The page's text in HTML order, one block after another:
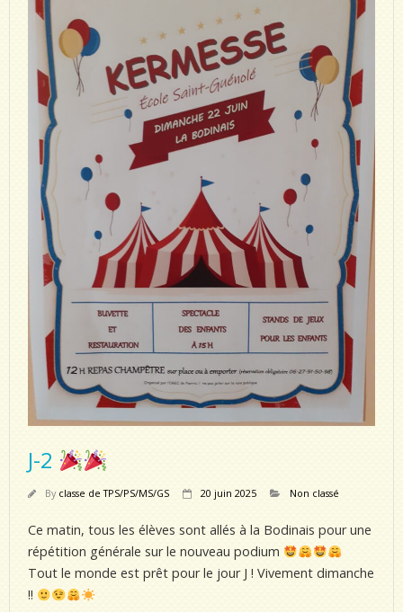
J-2
By classe de TPS/PS/MS/GS 20 juin 2025 Non classé
Ce matin, tous les élèves sont allés à la Bodinais pour une
répétition générale sur le nouveau podium
Tout le monde est prêt pour le jour J ! Vivement dimanche
!!